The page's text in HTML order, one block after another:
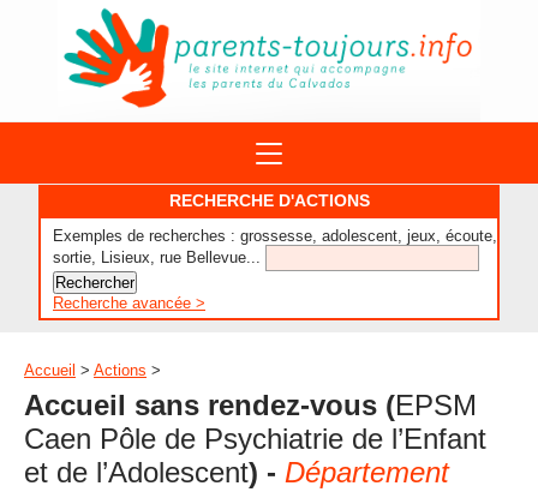
1ÈRE VISITE
AGENDA
APPELS A PROJET
DISPOSITIFS PARENTALITÉ
SITES INTERNET
LETTRES D’INFO
MENTIONS LÉGALES
CONTACT
ACTIONS
STRUCTURES
DOCUMENTS
FORMATIONS
RECHERCHE D'ACTIONS
Exemples de recherches : grossesse, adolescent, jeux, écoute,
sortie, Lisieux, rue Bellevue...
Recherche avancée >
Accueil > Actions >
Accueil sans rendez-vous (EPSM
Caen Pôle de Psychiatrie de l’Enfant
et de l’Adolescent) - Département